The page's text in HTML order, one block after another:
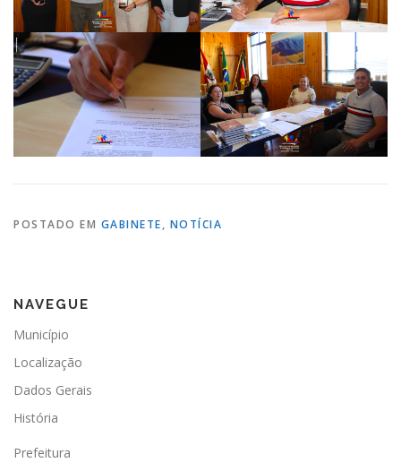
POSTADO EM GABINETE, NOTÍCIA
NAVEGUE
Município
Localização
Dados Gerais
História
Prefeitura